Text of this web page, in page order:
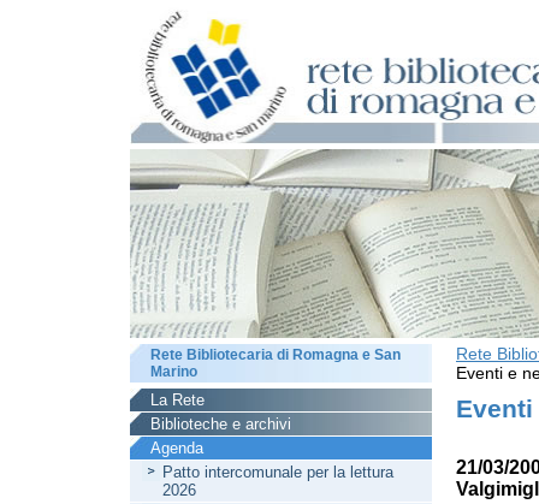
Rete
Eventi e
Eventi
21/03/
Rete Bibliotecaria di Romagna e San
Marino
La Rete
Biblioteche e archivi
Agenda
Patto intercomunale per la lettura
2026